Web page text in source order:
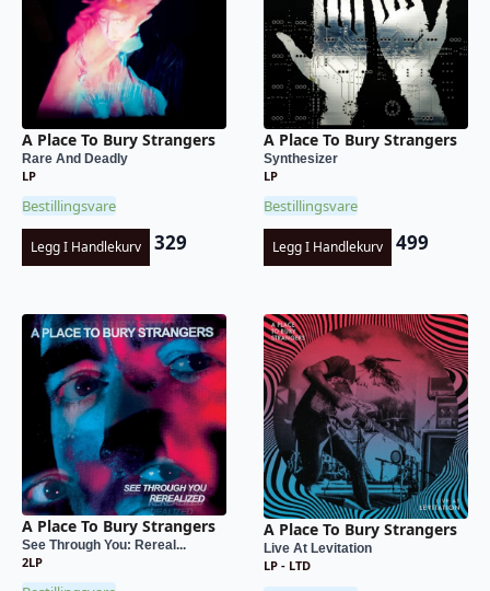
A Place To Bury Strangers
Rare And Deadly
LP
Bestillingsvare
Legg I Handlekurv 329
A Place To Bury Strangers
Synthesizer
LP
Bestillingsvare
Legg I Handlekurv 499
A Place To Bury Strangers
See Through You: Rereal...
2LP
A Place To Bury Strangers
Live At Levitation
LP - LTD